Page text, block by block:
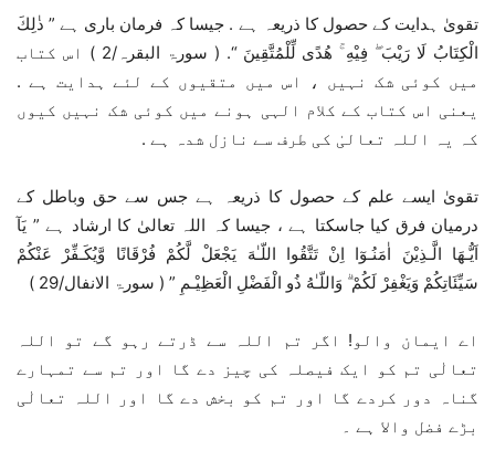
تقویٰ ہدایت کے حصول کا ذریعہ ہے . جیسا کہ فرمان باری ہے ” ذٰلِكَ
الْكِتَابُ لَا رَيْبَ ۖ فِيْهِ ۚ هُدًى لِّلْمُتَّقِينَ “. ( سورۃ البقرہ/2 ) اس کتاب
میں کوئی شک نہیں ، اس میں متقیوں کے لئے ہدایت ہے .
یعنی اس کتاب کے کلام الہی ہونے میں کوئی شک نہیں کیوں
کہ یہ اللہ تعالیٰ کی طرف سے نازل شدہ ہے .
تقویٰ ایسے علم کے حصول کا ذریعہ ہے جس سے حق وباطل کے
درمیان فرق کیا جاسکتا ہے ، جیسا کہ اللہ تعالیٰ کا ارشاد ہے ” يَآ
اَيُّـهَا الَّـذِيْنَ اٰمَنُـوٓا اِنْ تَتَّقُوا اللّـٰهَ يَجْعَلْ لَّكُمْ فُرْقَانًا وَّيُكَـفِّرْ عَنْكُمْ
سَيِّئَاتِكُمْ وَيَغْفِرْ لَكُمْ ۗ وَاللّـٰهُ ذُو الْفَضْلِ الْعَظِيْـمِ ” ( سورۃ الانفال/29 )
اے ایمان والو! اگر تم اللہ سے ڈرتے رہو گے تو اللہ
تعالٰی تم کو ایک فیصلہ کی چیز دے گا اور تم سے تمہارے
گناہ دور کردے گا اور تم کو بخش دے گا اور اللہ تعالٰی
بڑے فضل والا ہے ۔